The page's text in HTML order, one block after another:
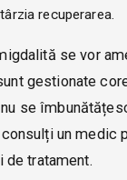
recuperarea.
se vor
gestionate
se
un medic
de tratament.